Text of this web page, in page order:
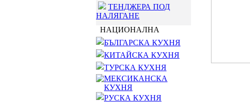
ТЕНДЖЕРА ПОД
НАЛЯГАНЕ
НАЦИОНАЛНА
БЪЛГАРСКА КУХНЯ
КИТАЙСКА КУХНЯ
ТУРСКА КУХНЯ
МЕКСИКАНСКА
КУХНЯ
РУСКА КУХНЯ